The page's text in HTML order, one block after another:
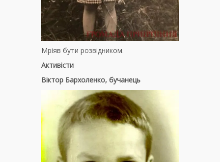
Мріяв бути розвідником.
Активісти
Віктор Бархоленко, бучанець